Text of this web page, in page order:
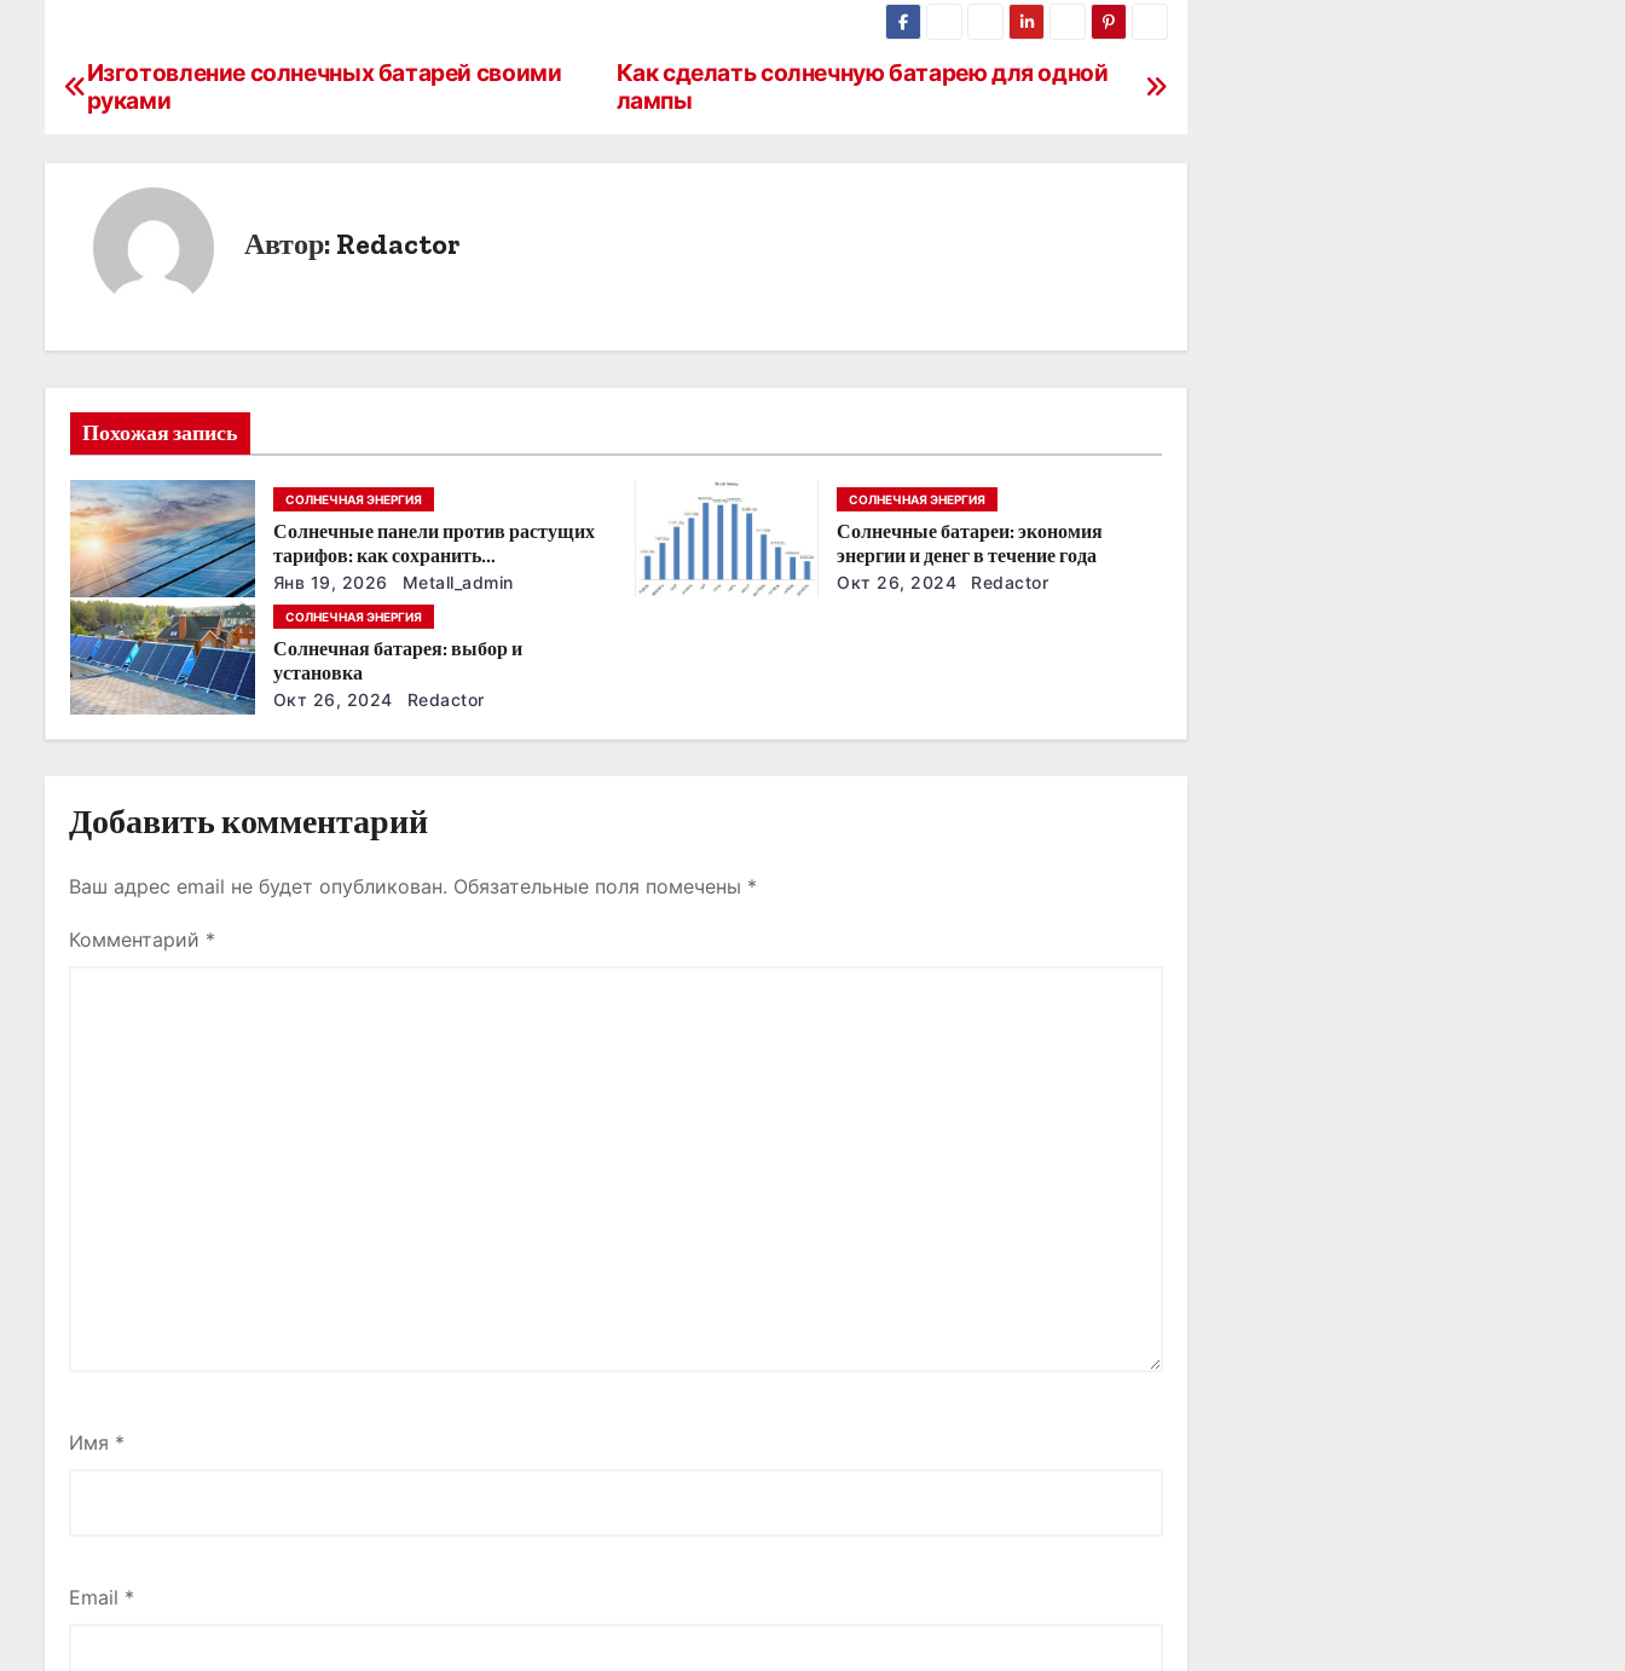
Н
и
я
п
о
з
а
п
с
я
м
Как сделать солнечную батарею для одной
лампы
Изготовление солнечных батарей своими
руками
Автор: Redactor
Похожая запись
СОЛНЕЧНАЯ ЭНЕРГИЯ
Солнечные панели против растущих
тарифов: как сохранить
энергонезависимость в ближайшие
годы
Янв 19, 2026 Metall_admin
СОЛНЕЧНАЯ ЭНЕРГИЯ
Солнечные батареи: экономия
энергии и денег в течение года
Окт 26, 2024 Redactor
СОЛНЕЧНАЯ ЭНЕРГИЯ
Солнечная батарея: выбор и
установка
Окт 26, 2024 Redactor
Добавить комментарий
Ваш адрес email не будет опубликован. Обязательные поля помечены *
Комментарий *
Имя *
Email *